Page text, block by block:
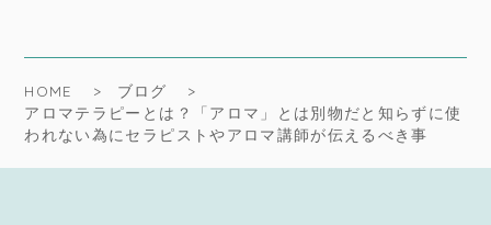
HOME
ブログ
アロマテラピーとは？「アロマ」とは別物だと知らずに使
われない為にセラピストやアロマ講師が伝えるべき事